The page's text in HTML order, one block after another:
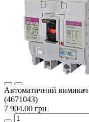
Автоматичний
(4671043)
7 904.00 грн